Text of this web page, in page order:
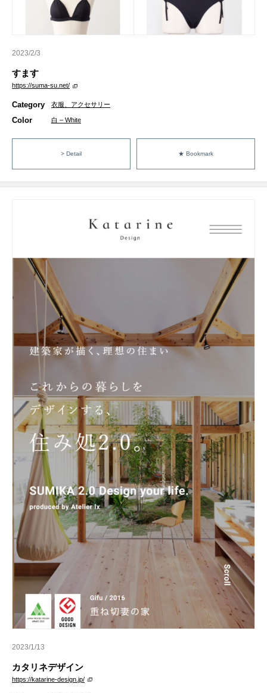
2023/2/3
すます
https://suma-su.net/
Category 衣服、アクセサリー
Color 白 – White
> Detail ★ Bookmark
2023/1/13
カタリネデザイン
https://katarine-design.jp/